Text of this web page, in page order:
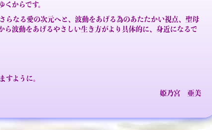
からです。
らなる愛の次元へと、波動をあげる為のあたたかい視点、聖母
ら波動をあげるやさしい生き方がより具体的に、身近になるで
すように。
姫乃宮 亜美